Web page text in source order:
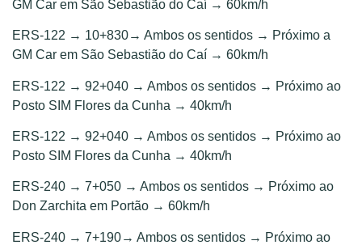
GM Car em São Sebastião do Caí → 60km/h
ERS-122 → 10+830→ Ambos os sentidos → Próximo a
GM Car em São Sebastião do Caí → 60km/h
ERS-122 → 92+040 → Ambos os sentidos → Próximo ao
Posto SIM Flores da Cunha → 40km/h
ERS-122 → 92+040 → Ambos os sentidos → Próximo ao
Posto SIM Flores da Cunha → 40km/h
ERS-240 → 7+050 → Ambos os sentidos → Próximo ao
Don Zarchita em Portão → 60km/h
ERS-240 → 7+190→ Ambos os sentidos → Próximo ao